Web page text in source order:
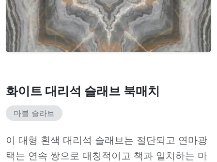
화이트 대리석 슬래브 북매치
마블 슬라브
이 대형 흰색 대리석 슬래브는 절단되고 연마광
택는 연속 쌍으로 대칭적이고 책과 일치하는 마